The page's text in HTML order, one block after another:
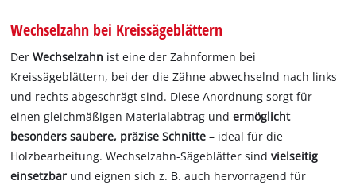
Wechselzahn bei Kreissägeblättern
DerWechselzahn ist eine der Zahnformen bei
Kreissägeblättern, bei der die Zähne abwechselnd nach links
und rechts abgeschrägt sind. Diese Anordnung sorgt für
einen gleichmäßigen Materialabtrag undermöglicht
besonders saubere, präzise Schnitte – ideal für die
Holzbearbeitung. Wechselzahn-Sägeblätter sindvielseitig
einsetzbar und eignen sich z. B. auch hervorragend für